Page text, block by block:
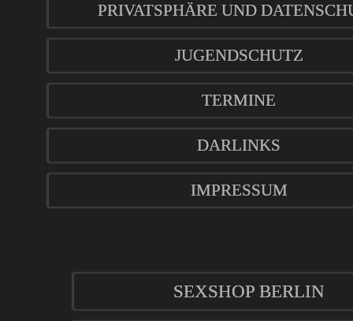
PRIVATSPHÄRE UND
JUGENDSCHUTZ
TERMINE
DARLINKS
IMPRESSUM
SEXSHOP BERLIN